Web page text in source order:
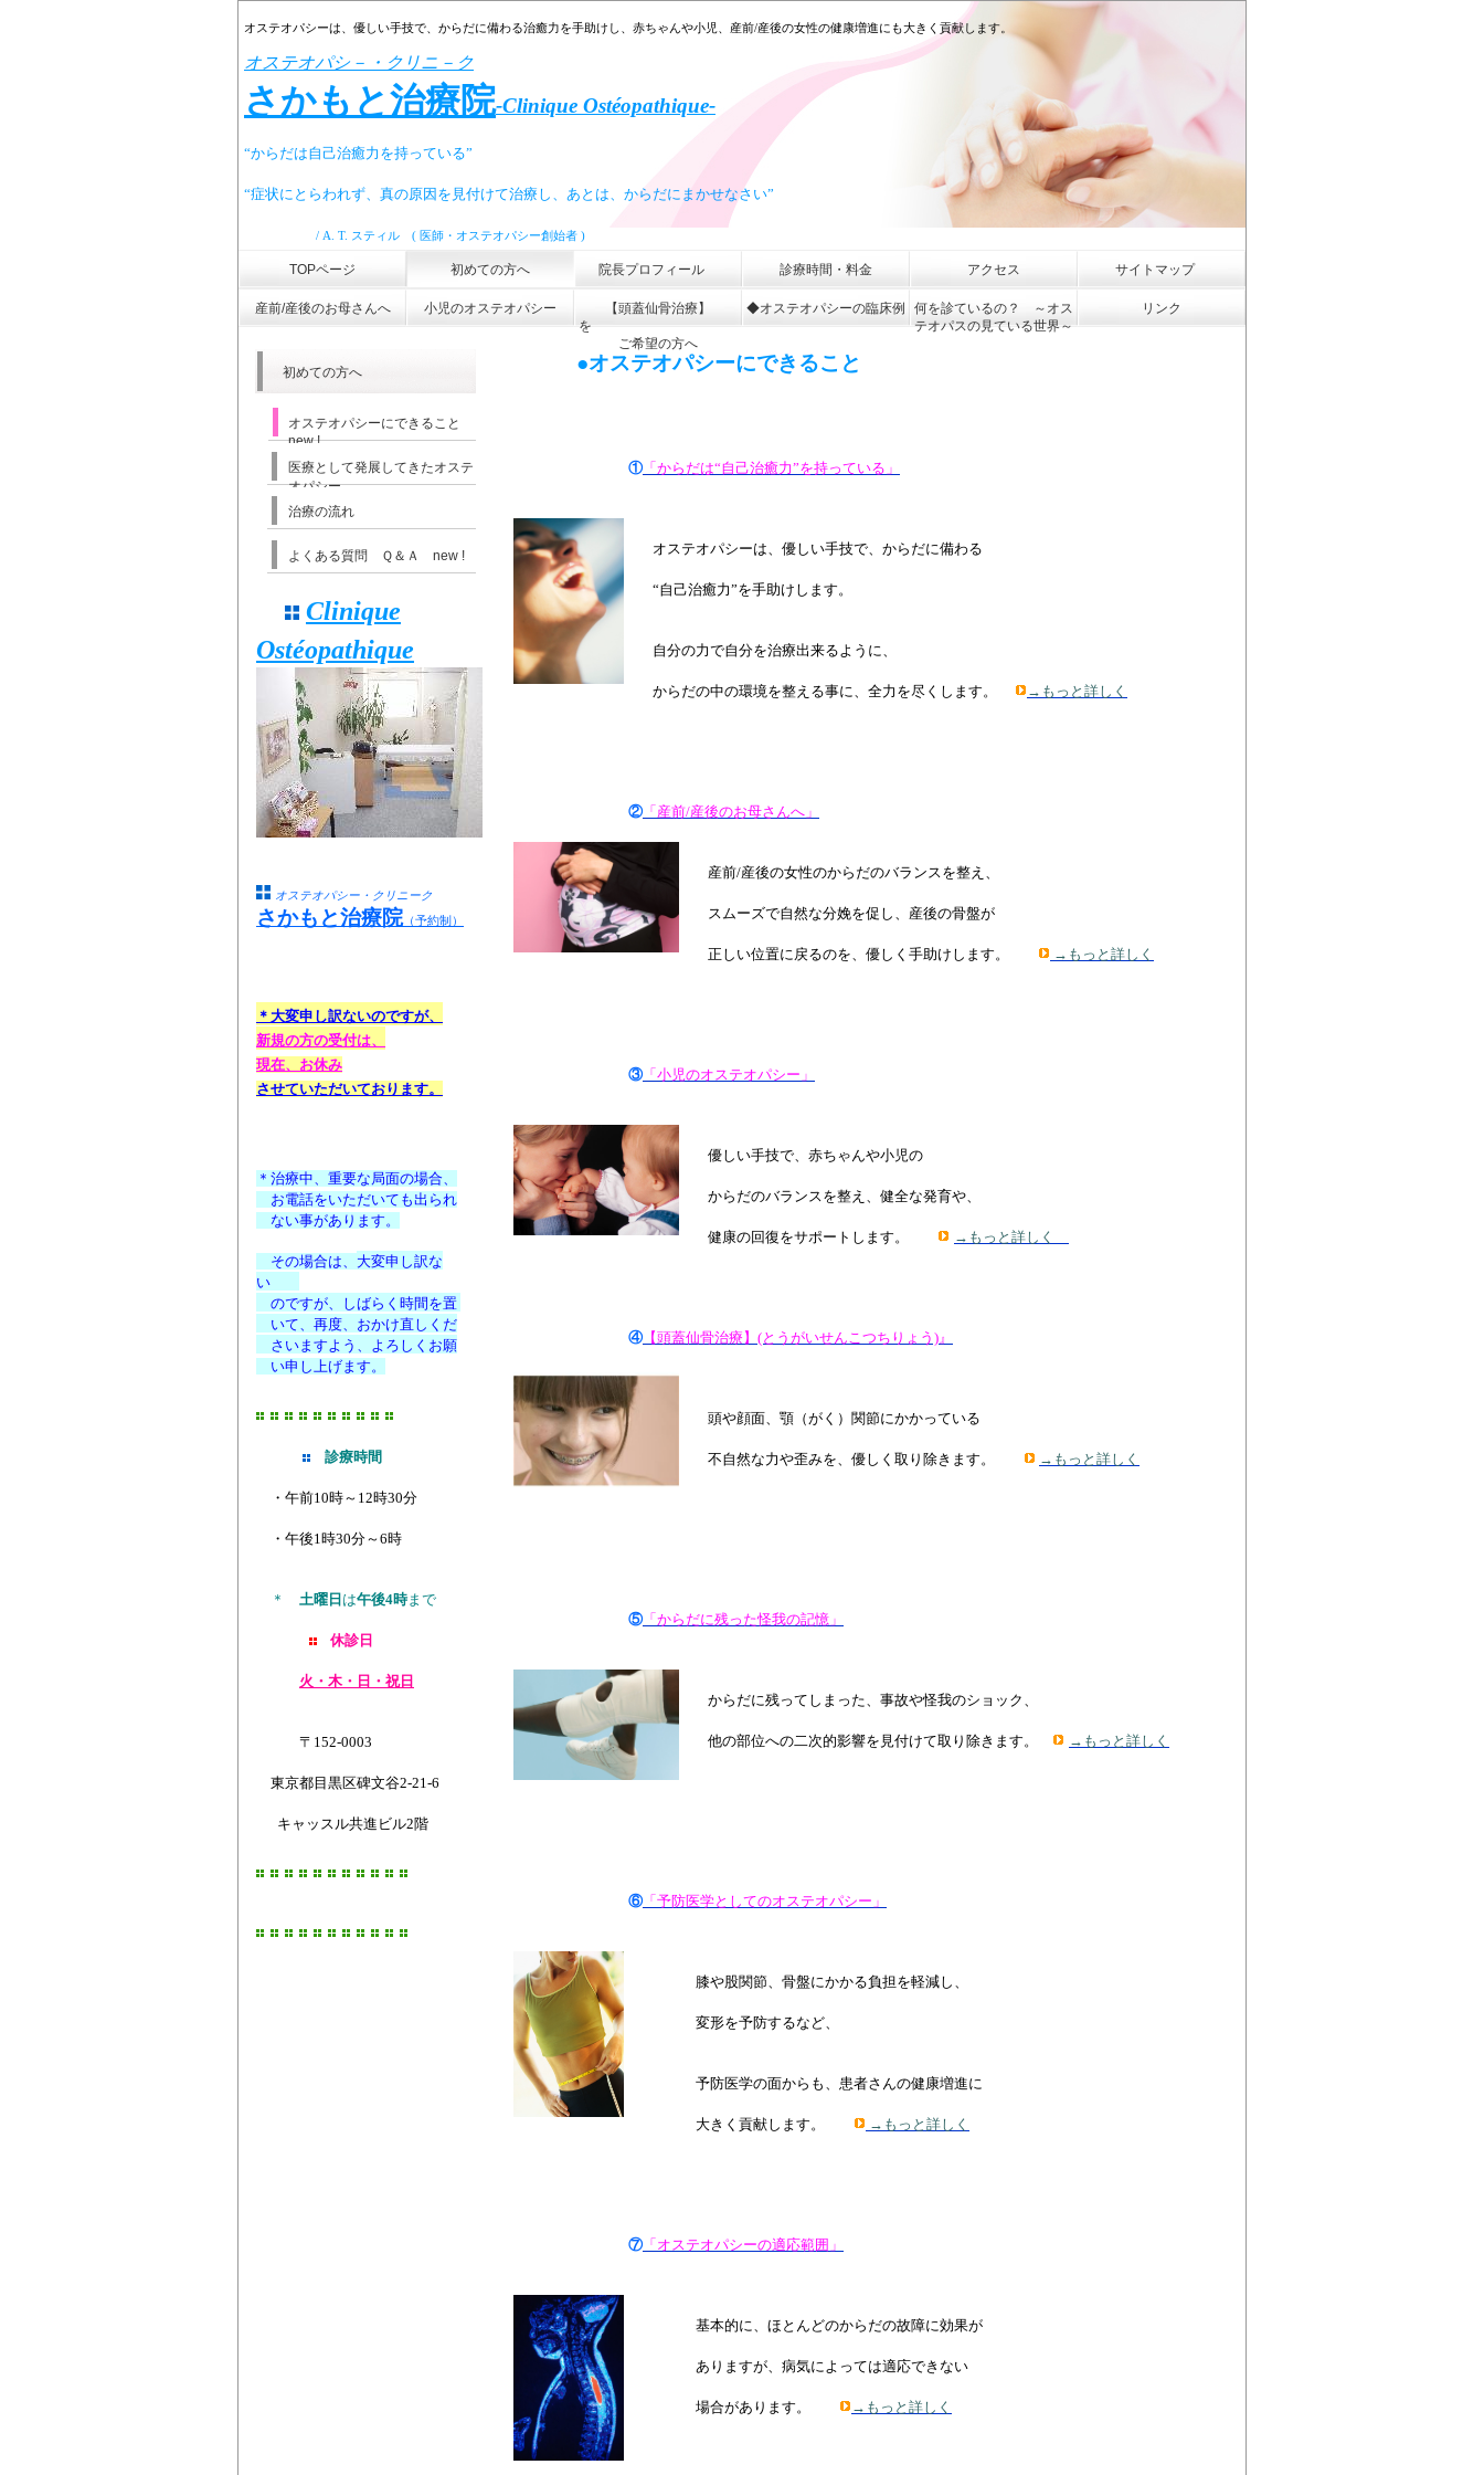
オステオパシーは、優しい手技で、からだに備わる治癒力を手助けし、赤ちゃんや小児、産前/産後の女性の健康増進にも大きく貢献します。
オステオパシ－・クリニ－ク
さかもと治療院-Clinique Ostéopathique-
“からだは自己治癒力を持っている”
“症状にとらわれず、 真の原因を見付けて治療し、あと は、からだにまかせなさい”
/ A. T. スティル ( 医師・オステオパシー創始者 )
TOPページ 初めての方へ 院長プロフィール 診療時間・料金 アクセス サイトマップ
産前/産後のお母さんへ 小児のオステオパシー
【頭蓋仙骨治療】
を
ご希望の方へ
◆オステオパシーの臨床例
何を診ているの？ ～オス
テオパスの見ている世界～
リンク
●オステオパシーにできること
①「からだは“自己治癒力”を持っている」
オステオパシーは、優しい手技で、からだに備わる
“自己治癒力”を手助けします。
自分の力で自分を治療出来るように、
からだの中の環境を整える事に、全力を尽くします。 →もっと詳しく
②「産前/産後のお母さんへ」
産前/産後の女性のからだのバランスを整え、
スムーズで自然な分娩を促し、産後の骨盤が
正しい位置に戻るのを、優しく手助けします。 →もっと詳しく
③「小児のオステオパシー」
優しい手技で、赤ちゃんや小児の
からだのバランスを整え、健全な発育や、
健康の回復をサポートします。 →もっと詳しく
④【頭蓋仙骨治療】(とうがいせんこつちりょう)』
頭や顔面、顎（がく）関節にかかっている
不自然な力や歪みを、優しく取り除きます。 →もっと詳しく
⑤「からだに残った怪我の記憶」
からだに残ってしまった、事故や怪我のショック、
他の部位への二次的影響を見付けて取り除きます。 →もっと詳しく
⑥「予防医学としてのオステオパシー」
膝や股関節、骨盤にかかる負担を軽減し、
変形を予防するなど、
予防医学の面からも、患者さんの健康増進に
大きく貢献します。 →もっと詳しく
⑦「オステオパシーの適応範囲」
基本的に、ほとんどのからだの故障に効果が
ありますが、病気によっては適応できない
場合があります。 →もっと詳しく
初めての方へ
オステオパシーにできること
new !
医療として発展してきたオステ
オパシー
治療の流れ
よくある質問 Ｑ＆Ａ new !
Clinique
Ostéopathique
オステオパシー・クリニーク
さかもと治療院（予約制）
＊大変申し訳ないのですが、
新規の方の受付は、
現在、お休み
させていただいております。
＊治療中、重要な局面の場合、
お電話をいただいても出られ
ない事があります。
その場合は、 大変申し訳な
い
のですが、
しばらく時間を置
いて、 再度、おかけ直しくだ
さいますよう、よろしくお願
い申し上げます。
診療時間
・午前10時～12時30分
・午後1時30分～6時
＊ 土曜日 は午後4時まで
休診日
火・木・日・祝日
〒152-0003
東京都目黒区碑文谷2-21-6
キャッスル共進ビル2階